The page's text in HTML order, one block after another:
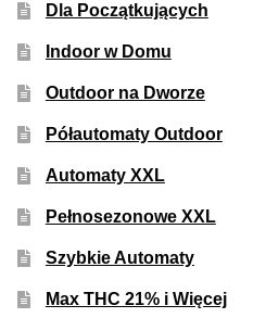
Kontakt
Dla Początkujących
Indoor w Domu
Outdoor na Dworze
Półautomaty Outdoor
Automaty XXL
Pełnosezonowe XXL
Szybkie Automaty
Max THC 21% i Więcej